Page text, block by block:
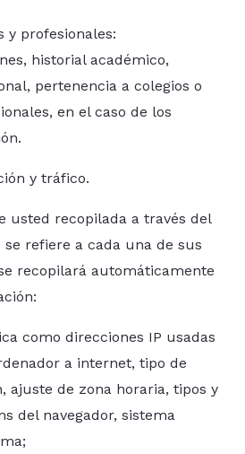
y profesionales:
historial académico,
pertenencia a colegios o
en el caso de los
y tráfico.
usted recopilada a través del
refiere a cada una de sus
recopilará automáticamente
como direcciones IP usadas
a internet, tipo de
ajuste de zona horaria, tipos y
del navegador, sistema